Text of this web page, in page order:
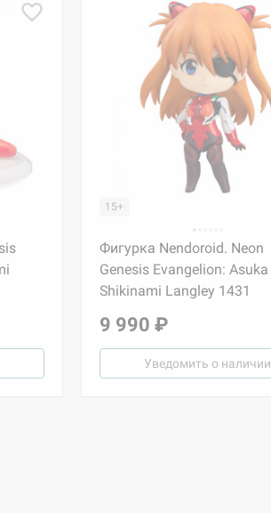
15+
Фигурка Nendoroid. Neon
Genesis Evangelion: Asuka
Shikinami Langley 1431
9 990 ₽
Уведомить о наличии